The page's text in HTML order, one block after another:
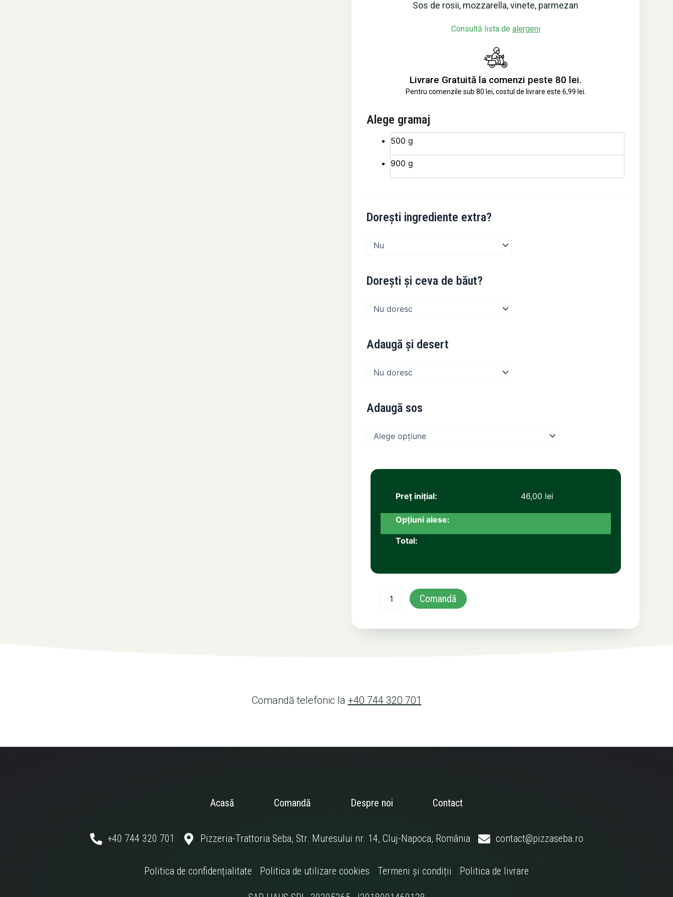
Sos de rosii, mozzarella, vinete, parmezan
Consultă lista de alergeni
Livrare Gratuită la comenzi peste 80 lei.
Pentru comenzile sub 80 lei, costul de livrare este 6,99 lei.
Alege gramaj
500 g
900 g
Dorești ingrediente extra?
Dorești și ceva de băut?
Adaugă și desert
Adaugă sos
46,00 lei
Pizza
Melanzane
Comandă
Comandă telefonic la +40 744 320 701
Acasă Comandă Despre noi Contact
+40 744 320 701 Pizzeria-Trattoria Seba, Str. Muresului nr. 14, Cluj-Napoca, România contact@pizzaseba.ro
Politica de confidențialitate Politica de utilizare cookies Termeni și condiții Politica de livrare